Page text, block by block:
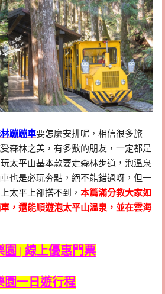
蹦蹦車要怎麼安排呢，相信很多旅
森林之美，有多數的朋友，一定都是
太平山基本款要走森林步道，泡溫泉
也是必玩夯點，絕不能錯過呀，但一
太平上卻搭不到， 本篇滿分教大家如
， 還能順遊泡太平山溫泉，並在雲海
園 | 線上優惠門票
園一日遊行程